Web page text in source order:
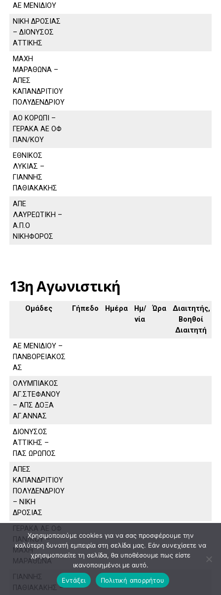
ΑΕ ΜΕΝΙΔΙΟΥ
ΝΙΚΗ ΔΡΟΣΙΑΣ
– ΔΙΟΝΥΣΟΣ
ΑΤΤΙΚΗΣ
ΜΑΧΗ
ΜΑΡΑΘΩΝΑ –
ΑΠΕΣ
ΚΑΠΑΝΔΡΙΤΙΟΥ
ΠΟΛΥΔΕΝΔΡΙΟΥ
ΑΟ ΚΟΡΩΠΙ –
ΓΕΡΑΚΑ ΑΕ ΟΦ
ΠΑΝ/ΚΟΥ
ΕΘΝΙΚΟΣ
ΛΥΚΙΑΣ –
ΓΙΑΝΝΗΣ
ΠΑΘΙΑΚΑΚΗΣ
ΑΠΕ
ΛΑΥΡΕΩΤΙΚΗ –
Α.Π.Ο
ΝΙΚΗΦΟΡΟΣ
13η Αγωνιστική
Ομάδες Γήπεδο Ημέρα
Ημ/
νία
Ώρα
Διαιτητής,
Βοηθοί
Διαιτητή
ΑΕ ΜΕΝΙΔΙΟΥ –
ΠΑΝΒΟΡΕΙΑΚΟΣ
ΑΣ
ΟΛΥΜΠΙΑΚΟΣ
ΑΓ.ΣΤΕΦΑΝΟΥ
– ΑΠΣ ΔΟΞΑ
ΑΓ.ΑΝΝΑΣ
ΔΙΟΝΥΣΟΣ
ΑΤΤΙΚΗΣ –
ΠΑΣ ΩΡΩΠΟΣ
ΑΠΕΣ
ΚΑΠΑΝΔΡΙΤΙΟΥ
ΠΟΛΥΔΕΝΔΡΙΟΥ
– ΝΙΚΗ
ΔΡΟΣΙΑΣ
ΓΕΡΑΚΑ ΑΕ ΟΦ
ΠΑΝ/ΚΟΥ –
ΜΑΧΗ
ΜΑΡΑΘΩΝΑ
ΓΙΑΝΝΗΣ
ΠΑΘΙΑΚΑΚΗΣ –
Χρησιμοποιούμε cookies για να σας προσφέρουμε την
καλύτερη δυνατή εμπειρία στη σελίδα μας. Εάν συνεχίσετε να
χρησιμοποιείτε τη σελίδα, θα υποθέσουμε πως είστε
ικανοποιημένοι με αυτό.
Εντάξει
Πολιτική απορρήτου